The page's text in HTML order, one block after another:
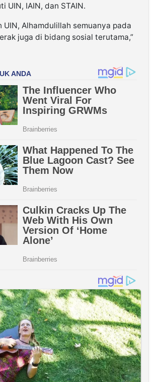
UIN, IAIN, dan STAIN.
UIN, Alhamdulillah semuanya pada
juga di bidang sosial terutama,”